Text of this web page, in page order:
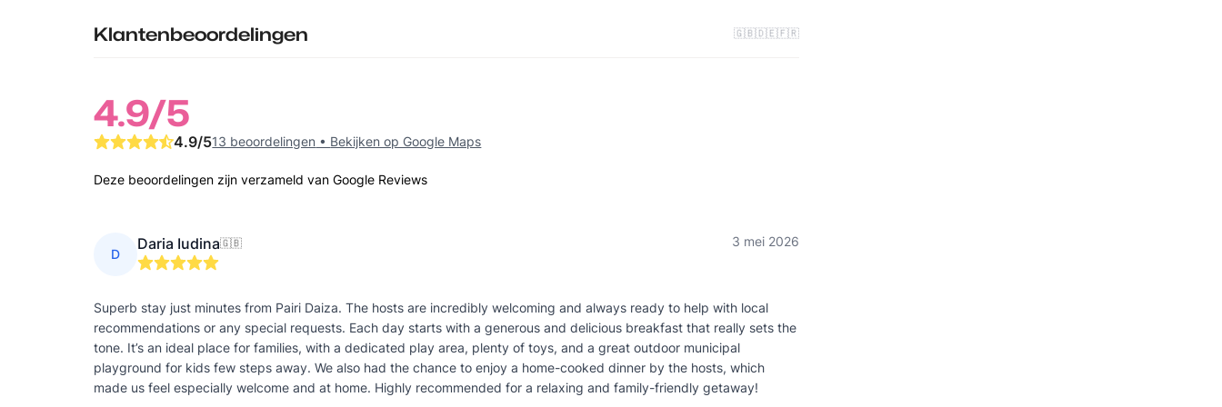
Klantenbeoordelingen 🇬🇧🇩🇪🇫🇷
4.9/5
4.9/513 beoordelingen • Bekijken op Google Maps
Deze beoordelingen zijn verzameld van Google Reviews
D
Daria Iudina🇬🇧 3 mei 2026
Superb stay just minutes from Pairi Daiza. The hosts are incredibly welcoming and always ready to help with local
recommendations or any special requests. Each day starts with a generous and delicious breakfast that really sets the
tone. It’s an ideal place for families, with a dedicated play area, plenty of toys, and a great outdoor municipal
playground for kids few steps away. We also had the chance to enjoy a home-cooked dinner by the hosts, which
made us feel especially welcome and at home. Highly recommended for a relaxing and family-friendly getaway!